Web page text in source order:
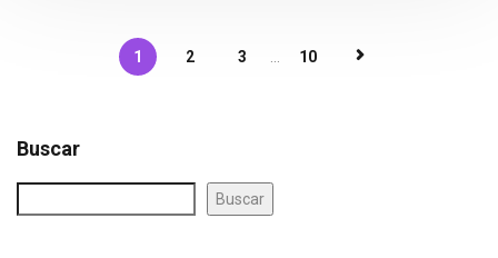
1 2 3 10
Buscar
Buscar